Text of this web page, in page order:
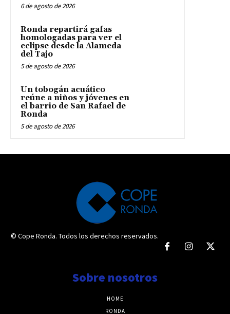
6 de agosto de 2026
Ronda repartirá gafas
homologadas para ver el
eclipse desde la Alameda
del Tajo
5 de agosto de 2026
Un tobogán acuático
reúne a niños y jóvenes en
el barrio de San Rafael de
Ronda
5 de agosto de 2026
© Cope Ronda. Todos los derechos reservados.
Sobre nosotros
HOME
RONDA